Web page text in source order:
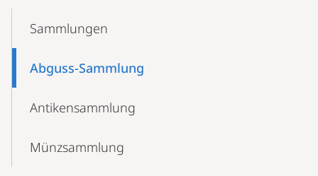
NavigationSammlungen
Abguss-Sammlung
Antikensammlung
Münzsammlung